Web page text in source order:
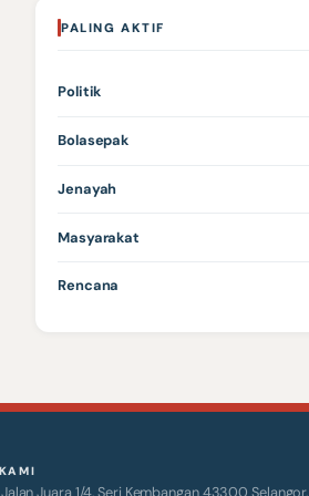
PALING AKTIF
Politik
Bolasepak
Jenayah
Masyarakat
Rencana
Juara 1/4, Seri Kembangan 43300 Selangor.